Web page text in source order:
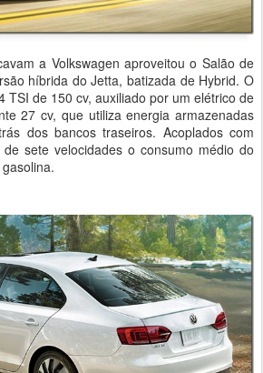
a Volkswagen aproveitou o Salão de
híbrida do Jetta, batizada de Hybrid. O
TSI de 150 cv, auxiliado por um elétrico de
27 cv, que utiliza energia armazenadas
dos bancos traseiros. Acoplados com
sete velocidades o consumo médio do